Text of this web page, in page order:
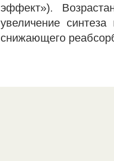
эффект»).
увеличение синтеза
снижающего